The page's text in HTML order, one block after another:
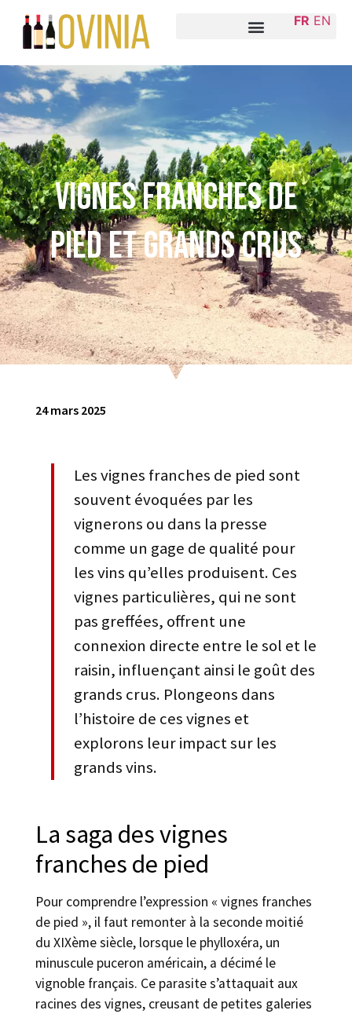
FR EN
Vignes franches de
pied et grands crus
24 mars 2025
Les vignes franches de pied sont
souvent évoquées par les
vignerons ou dans la presse
comme un gage de qualité pour
les vins qu’elles produisent. Ces
vignes particulières, qui ne sont
pas greffées, offrent une
connexion directe entre le sol et le
raisin, influençant ainsi le goût des
grands crus. Plongeons dans
l’histoire de ces vignes et
explorons leur impact sur les
grands vins.
La saga des vignes
franches de pied
Pour comprendre l’expression « vignes franches
de pied », il faut remonter à la seconde moitié
du XIXème siècle, lorsque le phylloxéra, un
minuscule puceron américain, a décimé le
vignoble français. Ce parasite s’attaquait aux
racines des vignes, creusant de petites galeries